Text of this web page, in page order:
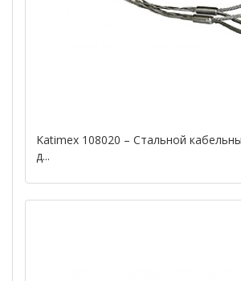
Katimex 108020 – Стальной
д...